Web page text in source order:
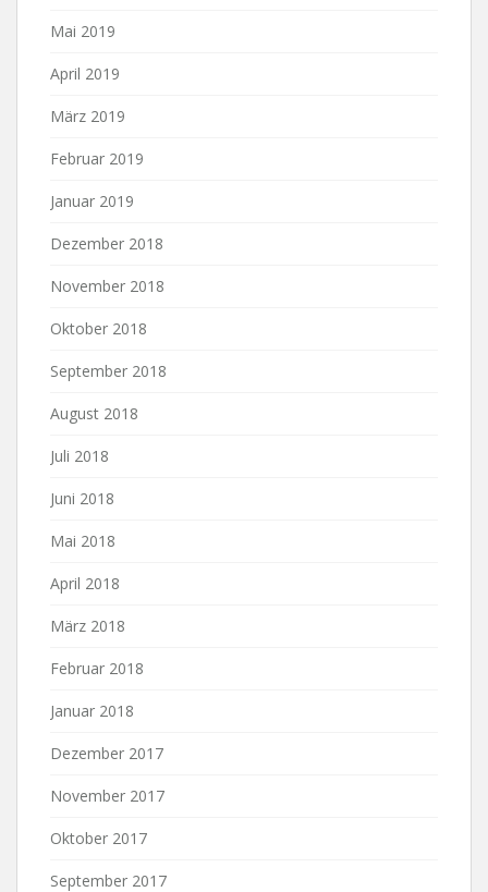
Mai 2019
April 2019
März 2019
Februar 2019
Januar 2019
Dezember 2018
November 2018
Oktober 2018
September 2018
August 2018
Juli 2018
Juni 2018
Mai 2018
April 2018
März 2018
Februar 2018
Januar 2018
Dezember 2017
November 2017
Oktober 2017
September 2017